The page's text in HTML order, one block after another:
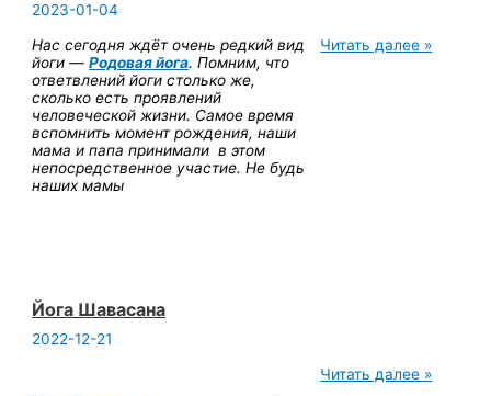
2023-01-04
Нас сегодня ждёт очень редкий вид
йоги —Родовая йога. Помним, что
ответвлений йоги столько же,
сколько есть проявлений
человеческой жизни. Самое время
вспомнить момент рождения, наши
мама и папа принимали в этом
непосредственное участие. Не будь
наших мамы
Родовая
Читать далее »
Йога Шавасана
2022-12-21
Йога
Читать далее »